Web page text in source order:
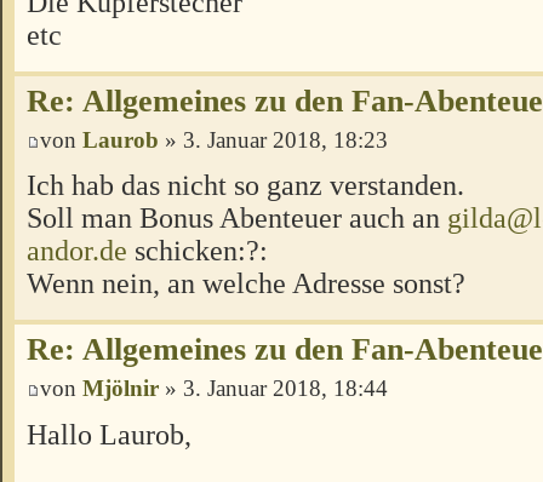
etc
Re: Allgemeines zu den Fan-
von Laurob » 3. Januar 2018, 18:23
Ich hab das nicht so ganz verstanden.
Soll man Bonus Abenteuer auch an
andor.de schicken:?:
Wenn nein, an welche Adresse sonst?
Re: Allgemeines zu den Fan-
von Mjölnir » 3. Januar 2018, 18:44
Hallo Laurob,